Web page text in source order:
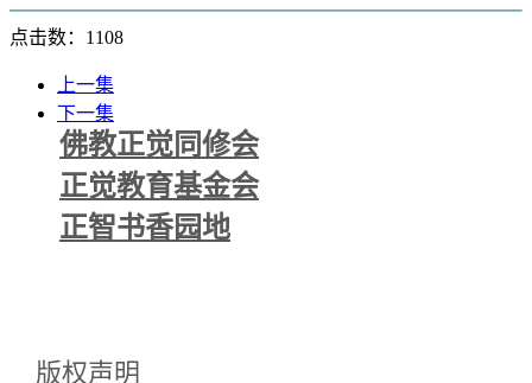
点击数：1108
上一集
下一集
佛教正觉同修会
正觉教育基金会
正智书香园地
版权声明